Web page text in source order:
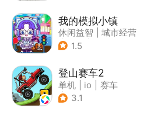
我的模拟小镇
休闲益智
城市经营
| 卡通
1.5
登山赛车2
单机 io
赛车
| 欧美风
3.1